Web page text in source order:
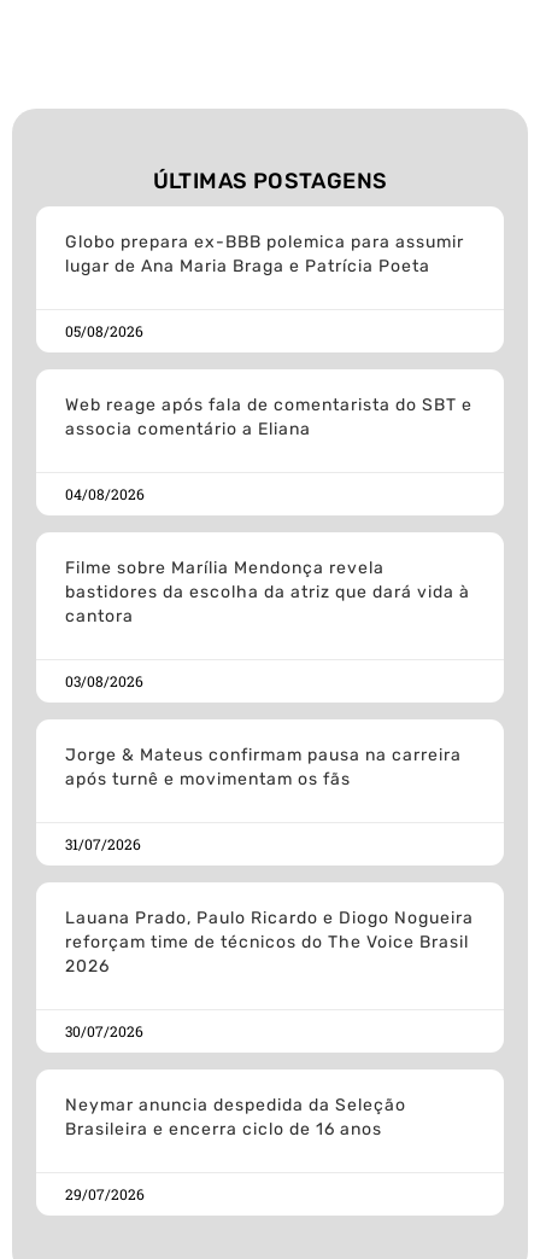
ÚLTIMAS POSTAGENS
Globo prepara ex-BBB polemica para assumir
lugar de Ana Maria Braga e Patrícia Poeta
05/08/2026
Web reage após fala de comentarista do SBT e
associa comentário a Eliana
04/08/2026
Filme sobre Marília Mendonça revela
bastidores da escolha da atriz que dará vida à
cantora
03/08/2026
Jorge & Mateus confirmam pausa na carreira
após turnê e movimentam os fãs
31/07/2026
Lauana Prado, Paulo Ricardo e Diogo Nogueira
reforçam time de técnicos do The Voice Brasil
2026
30/07/2026
Neymar anuncia despedida da Seleção
Brasileira e encerra ciclo de 16 anos
29/07/2026